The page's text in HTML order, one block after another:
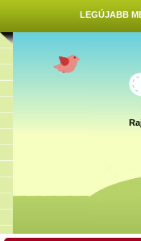
LEGÚJABB